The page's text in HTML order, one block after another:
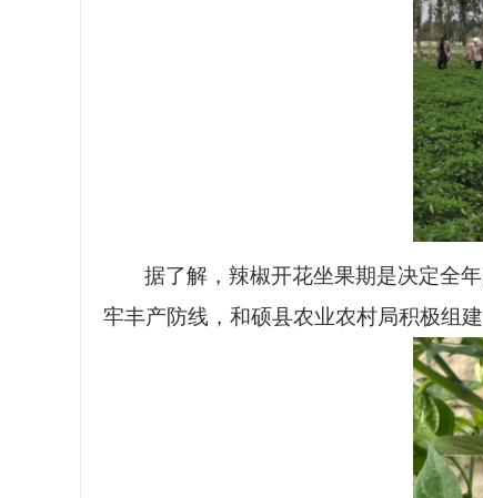
据了解，辣椒开花坐果期是决定全
牢丰产防线，和硕县农业农村局积极组